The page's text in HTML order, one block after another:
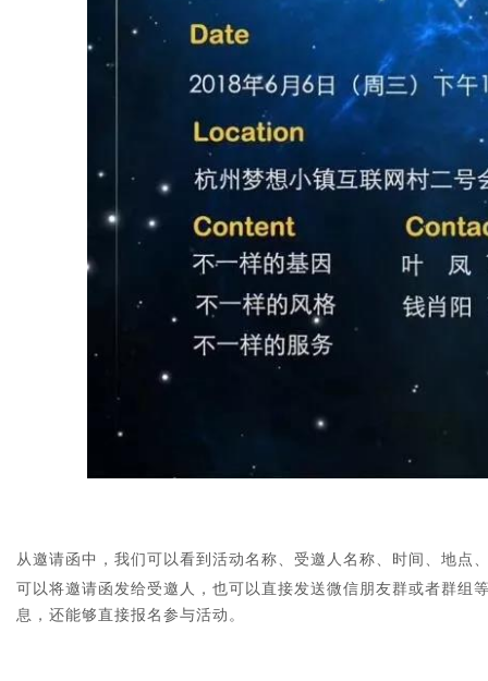
从邀请函中，我们可以看到活动名称、受邀人名称、时间、地点
可以将邀请函发给受邀人，也可以直接发送微信朋友群或者群组
息，还能够直接报名参与活动。